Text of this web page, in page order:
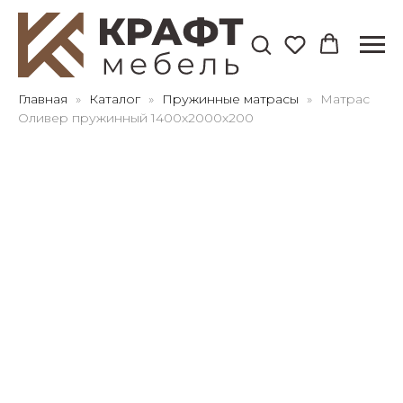
Главная Каталог Пружинные матрасы
Матрас
Оливер пружинный 1400х2000х200